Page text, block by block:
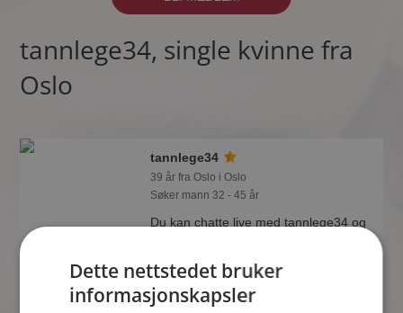
tannlege34, single kvinne fra
Oslo
tannlege34
39 år fra Oslo i Oslo
Søker mann 32 - 45 år
Du kan chatte live med tannlege34 og
å bli medlem.
Dette nettstedet bruker
informasjonskapsler